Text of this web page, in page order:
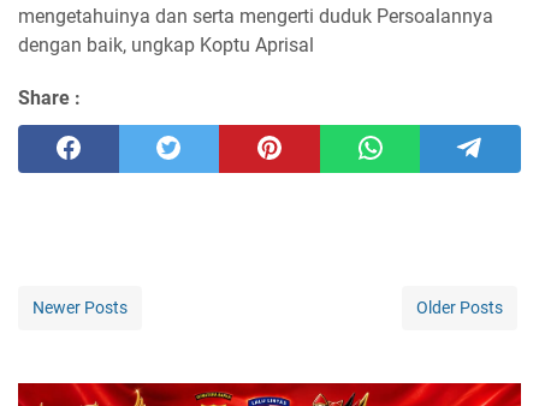
mengetahuinya dan serta mengerti duduk Persoalannya
dengan baik, ungkap Koptu Aprisal
Share :
Newer Posts Older Posts